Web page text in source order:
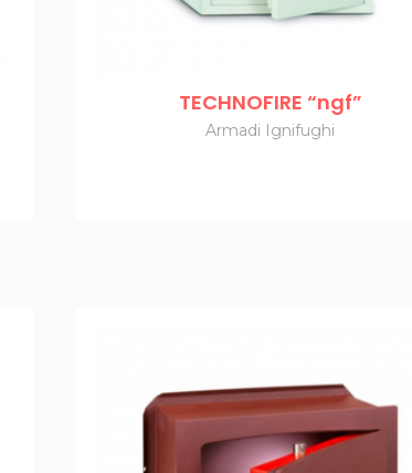
TECHNOFIRE “ngf”
Armadi Ignifughi